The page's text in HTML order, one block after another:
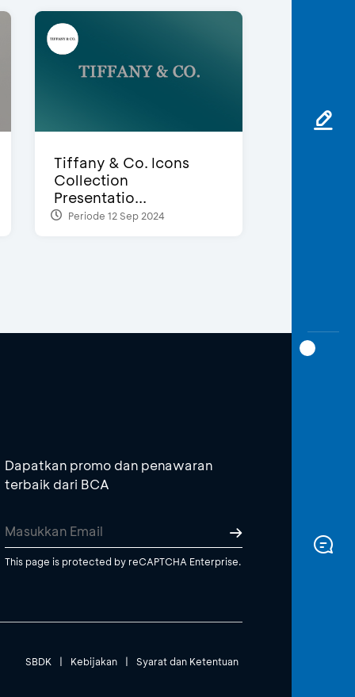
Tiffany & Co. Icons
Collection
Presentatio...
Periode 12 Sep 2024
Dapatkan promo dan penawaran
terbaik dari BCA
This page is protected by reCAPTCHA Enterprise.
SBDK | Kebijakan | Syarat dan Ketentuan